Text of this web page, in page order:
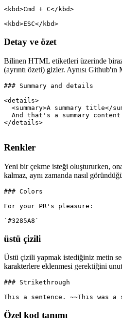
### Keyboard shortcut
<kbd>Cmd + C</kbd>
Detay ve özet
Bilinen HTML etiketleri üzerinde biraz
(ayrıntı özeti) gizler. Aynısı Github'ın
### Summary and details
<details>
<summary>A summary title</
Renkler
Yeni bir çekme isteği oluştururken,
kalmaz, aynı zamanda nasıl
### Colors
For your PR's pleasure:
üstü çizili
Üstü çizili yapmak istediğiniz metin
karakterlere eklenmesi gerektiğini
### Strikethrough